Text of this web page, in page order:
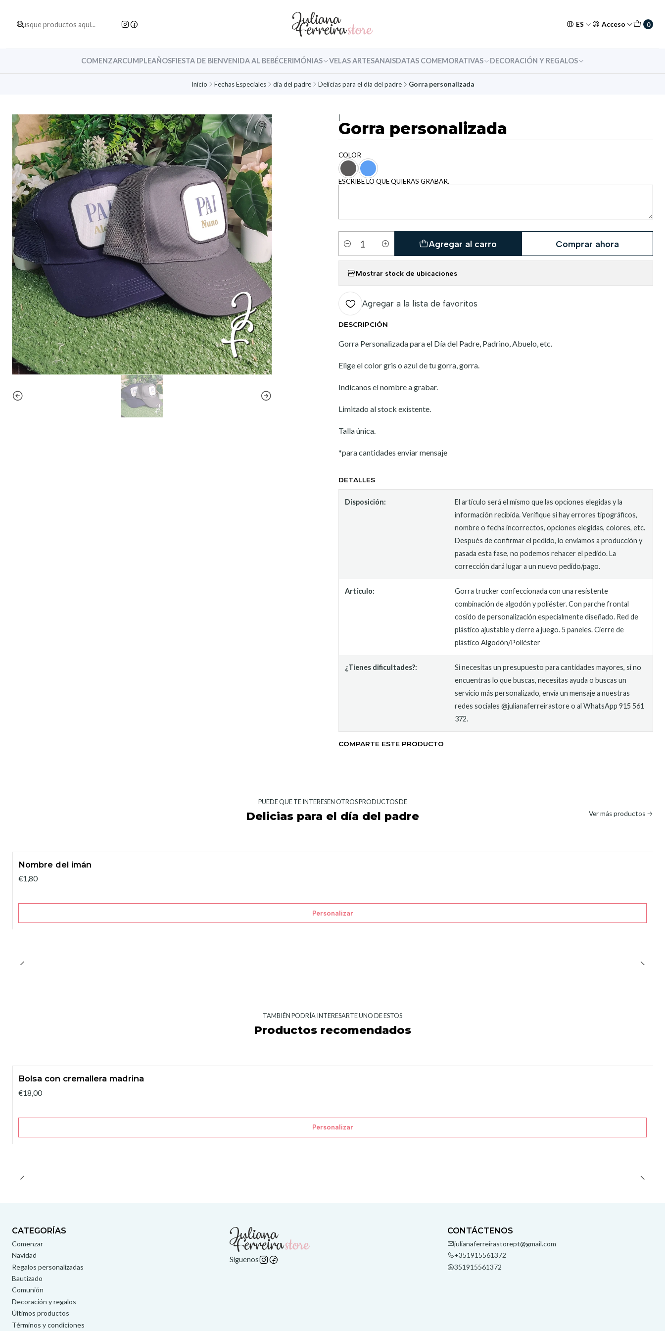
ES Acceso 0
COMENZARCUMPLEAÑOSFIESTA DE BIENVENIDA AL BEBÉCERIMÓNIAS VELAS ARTESANAISDATAS COMEMORATIVAS DECORACIÓN Y REGALOS
Inicio Fechas Especiales dia del padre Delicias para el día del padre Gorra personalizada
Gorra personalizada
COLOR
ESCRIBE LO QUE QUIERAS GRABAR.
Cantidad
Agregar al carro Comprar ahora
Mostrar stock de ubicaciones
Agregar a la lista de favoritos
DESCRIPCIÓN
Gorra Personalizada para el Día del Padre, Padrino, Abuelo, etc.
Elige el color gris o azul de tu gorra, gorra.
Indícanos el nombre a grabar.
Limitado al stock existente.
Talla única.
*para cantidades enviar mensaje
DETALLES
Disposición:
El artículo será el mismo que las opciones elegidas y la
información recibida. Verifique si hay errores tipográficos,
nombre o fecha incorrectos, opciones elegidas, colores, etc.
Después de confirmar el pedido, lo enviamos a producción y
pasada esta fase, no podemos rehacer el pedido. La
corrección dará lugar a un nuevo pedido/pago.
Artículo:
Gorra trucker confeccionada con una resistente
combinación de algodón y poliéster. Con parche frontal
cosido de personalización especialmente diseñado. Red de
plástico ajustable y cierre a juego. 5 paneles. Cierre de
plástico Algodón/Poliéster
¿Tienes dificultades?:
Si necesitas un presupuesto para cantidades mayores, si no
encuentras lo que buscas, necesitas ayuda o buscas un
servicio más personalizado, envía un mensaje a nuestras
redes sociales @julianaferreirastore o al WhatsApp 915 561
372.
COMPARTE ESTE PRODUCTO
PUEDE QUE TE INTERESEN OTROS PRODUCTOS DE
Delicias para el día del padre Ver más productos
Nombre del imán
€1,80
Personalizar
TAMBIÉN PODRÍA INTERESARTE UNO DE ESTOS
Productos recomendados
Bolsa con cremallera madrina
€18,00
Personalizar
CATEGORÍAS
Comenzar
Navidad
Regalos personalizadas
Bautizado
Comunión
Decoración y regalos
Últimos productos
Términos y condiciones
Síguenos
CONTÁCTENOS
julianaferreirastorept@gmail.com
+351915561372
351915561372